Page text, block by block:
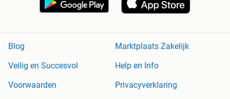
Blog
Marktplaats Zakelijk
Veilig en Succesvol
Help en Info
Voorwaarden
Privacyverklaring